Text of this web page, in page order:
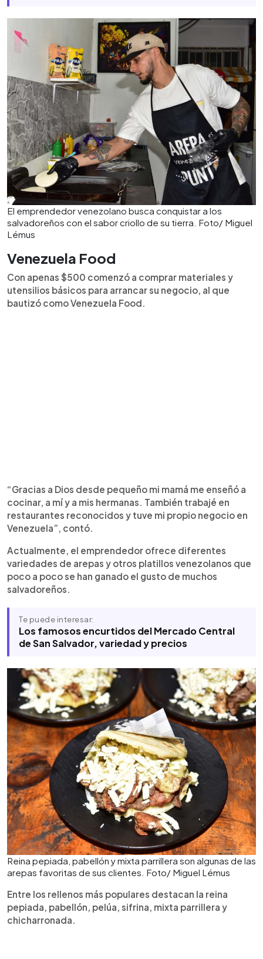
El emprendedor venezolano busca conquistar a los
salvadoreños con el sabor criollo de su tierra. Foto/ Miguel
Lémus
Venezuela Food
Con apenas $500 comenzó a comprar materiales y
utensilios básicos para arrancar su negocio, al que
bautizó como Venezuela Food.
“Gracias a Dios desde pequeño mi mamá me enseñó a
cocinar, a mí y a mis hermanas. También trabajé en
restaurantes reconocidos y tuve mi propio negocio en
Venezuela”, contó.
Actualmente, el emprendedor ofrece diferentes
variedades de arepas y otros platillos venezolanos que
poco a poco se han ganado el gusto de muchos
salvadoreños.
Te puede interesar:
Los famosos encurtidos del Mercado Central
de San Salvador, variedad y precios
Reina pepiada, pabellón y mixta parrillera son algunas de las
arepas favoritas de sus clientes. Foto/ Miguel Lémus
Entre los rellenos más populares destacan la reina
pepiada, pabellón, pelúa, sifrina, mixta parrillera y
chicharronada.